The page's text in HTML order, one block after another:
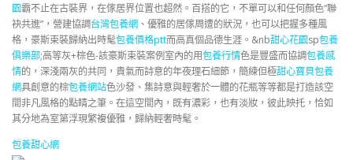
園霸不止在古裝界，在傢居界位置也超然。百搭的它，不單可以和任何顏色“聯
袂共進”，營建協調台灣包養網 、優雅的居傢周遭的狀況，也可以把握多種風
格，豪斯束裝歸納出時髦包養價格ptt而高真個品德生涯。&nb甜心花園sp包養
俱樂部;高等灰+棕色-該豪斯束裝案例室內的用包養行情色是豐盛而協調包養感
情的，深淺兩灰的共同，貴氣而詩意的年夜理石細節，簡練但極甜心寶貝包養
網具創意的棕包養網站色沙發、集詩意與輕奢於一體的花瓶等等都是打造該空
間非凡風格的點睛之筆。在這空間內，既有濃彩，也有淡妝，彼此映托，恰如
其分地為室第浮現繁複優雅，歸納輕奢時髦。
包養甜心網